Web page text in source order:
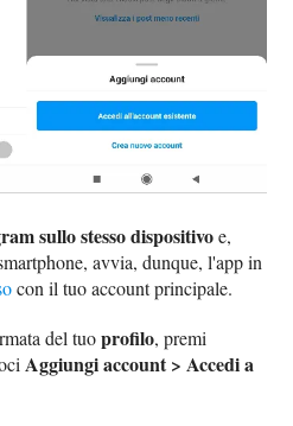
sullo stesso dispositivoe,
avvia, dunque, l'app in
con il tuo account principale.
del tuoprofilo, premi
Aggiungi account > Accedi a